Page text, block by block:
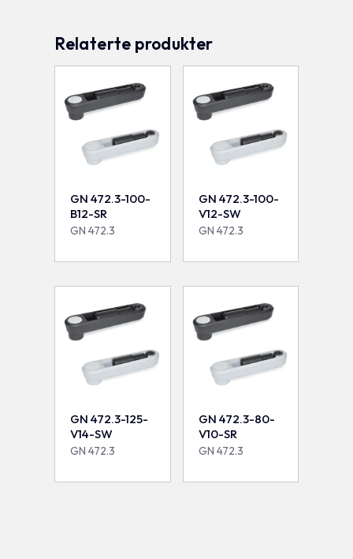
Relaterte produkter
GN 472.3-100-
B12-SR
GN 472.3
GN 472.3-100-
V12-SW
GN 472.3
GN 472.3-125-
V14-SW
GN 472.3
GN 472.3-80-
V10-SR
GN 472.3